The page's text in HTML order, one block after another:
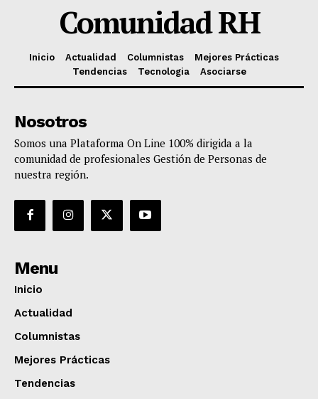
Comunidad RH
Inicio Actualidad Columnistas
Mejores Prácticas
Tendencias
Tecnologia Asociarse
Nosotros
Somos una Plataforma On Line 100% dirigida a la
comunidad de profesionales Gestión de Personas de
nuestra región.
Menu
Inicio
Actualidad
Columnistas
Mejores Prácticas
Tendencias